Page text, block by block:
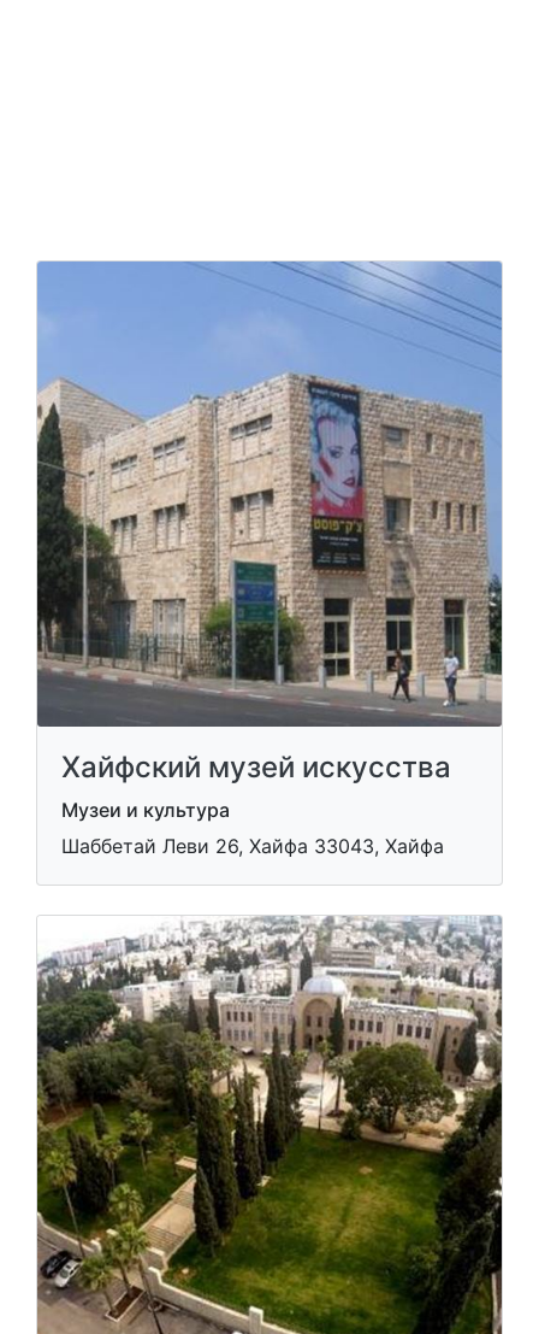
Хайфский музей искусства
Музеи и культура
Шаббетай Леви 26, Хайфа 33043, Хайфа